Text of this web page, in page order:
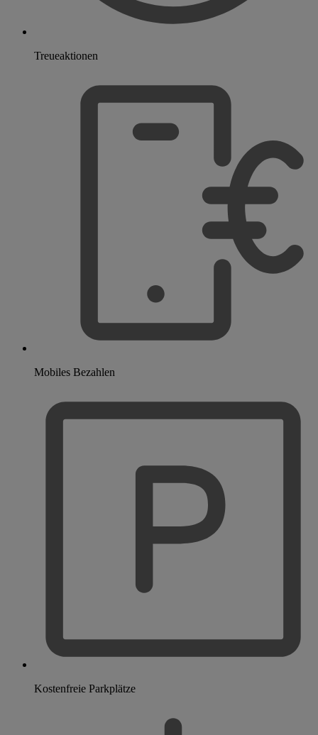
Treueaktionen
Mobiles Bezahlen
Kostenfreie Parkplätze